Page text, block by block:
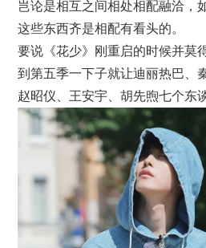
岂论是相互之间相处相配融洽，
这些东西齐是相配有看头的。
要说《花少》刚重启的时候并莫
到第五季一下子就让迪丽热巴、
赵昭仪、王安宇、胡先煦七个东